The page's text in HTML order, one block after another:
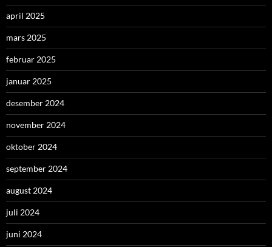
april 2025
mars 2025
februar 2025
januar 2025
desember 2024
november 2024
oktober 2024
september 2024
august 2024
juli 2024
juni 2024